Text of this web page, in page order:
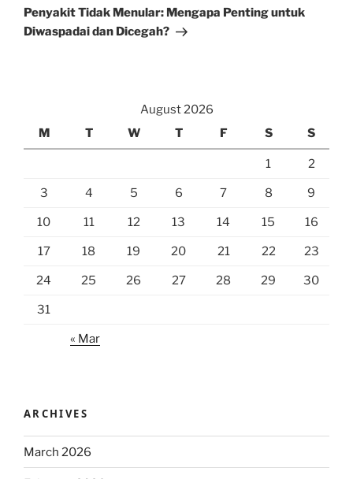
Post
Penyakit Tidak Menular: Mengapa Penting untuk
Diwaspadai dan Dicegah?
August 2026
M
T W T F S S
1 2
3 4 5 6 7 8 9
10 11 12 13 14 15 16
17 18 19 20 21 22 23
24 25 26 27 28 29 30
31
« Mar
ARCHIVES
March 2026